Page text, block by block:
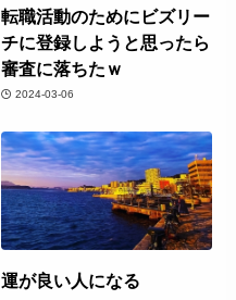
転職活動のためにビズリー
チに登録しようと思ったら
審査に落ちたｗ
2024-03-06
運が良い人になる